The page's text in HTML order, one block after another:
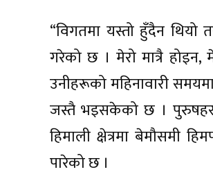
“विगतमा यस्तो हुँदैन थियो
गरेको छ । मेरो मात्रै
उनीहरूको महिनावारी
जस्तै भइसकेको छ ।
हिमाली क्षेत्रमा बेमौसमी
पारेको छ ।